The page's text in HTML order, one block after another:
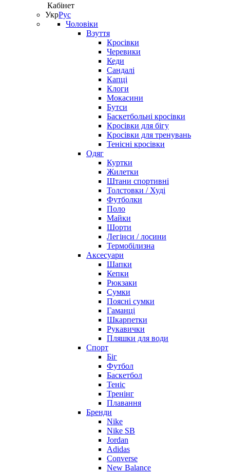
Кабінет
УкрРус
Чоловіки
Взуття
Кросівки
Черевики
Кеди
Сандалі
Капці
Клоги
Мокасини
Бутси
Баскетбольні кросівки
Кросівки для бігу
Кросівки для тренувань
Тенісні кросівки
Одяг
Куртки
Жилетки
Штани спортивні
Толстовки / Худі
Футболки
Поло
Майки
Шорти
Легінси / лосини
Термобілизна
Аксесуари
Шапки
Кепки
Рюкзаки
Сумки
Поясні сумки
Гаманці
Шкарпетки
Рукавички
Пляшки для води
Спорт
Біг
Футбол
Баскетбол
Теніс
Тренінг
Плавання
Бренди
Nike
Nike SB
Jordan
Adidas
Converse
New Balance